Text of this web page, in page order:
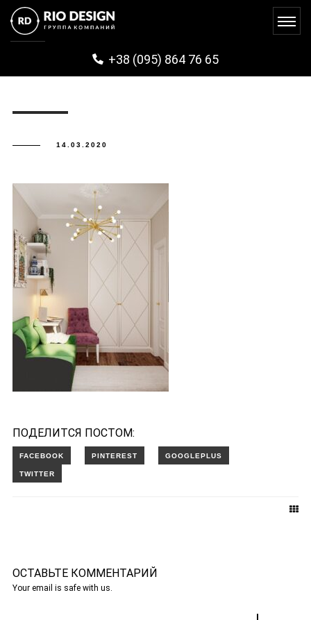
+38 (095) 864 76 65
GUZA (3)
14.03.2020
ПОДЕЛИТСЯ ПОСТОМ:
ОСТАВЬТЕ КОММЕНТАРИЙ
Your email is safe with us.